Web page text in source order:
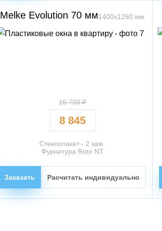
Melke Evolution 70 мм1400х1260 мм
16 700 ₽
8 845
Стеклопакет - 2 кам.
Фурнитура Roto NT
Заказать Расчитать индивидуально